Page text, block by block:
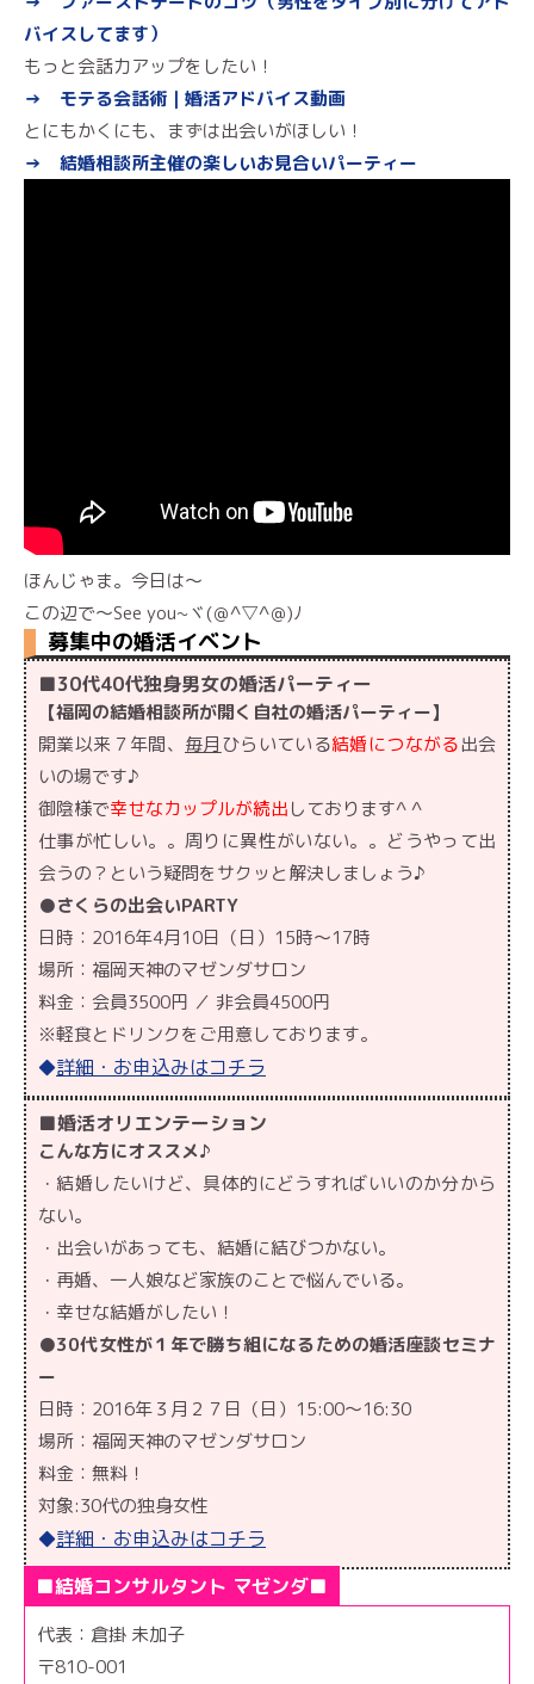
バイスしてます）
もっと会話力アップをしたい！
→ モテる会話術｜婚活アドバイス動画
とにもかくにも、まずは出会いがほしい！
→ 結婚相談所主催の楽しいお見合いパーティー
ほんじゃま。今日は～
この辺で～See you~ヾ(＠^▽^＠)ﾉ
募集中の婚活イベント
■30代40代独身男女の婚活パーティー
【福岡の結婚相談所が開く自社の婚活パーティー】
開業以来７年間、 毎月ひらいている結婚につながる出会
いの場です♪
御陰様で幸せなカップルが続出しております^ ^
仕事が忙しい。。周りに異性がいない。。どうやって出
会うの？という疑問をサクッと解決しましょう♪
●さくらの出会いPARTY
日時：2016年4月10日（日）15時～17時
場所：福岡天神のマゼンダサロン
料金：会員3500円 ／ 非会員4500円
※軽食とドリンクをご用意しております。
◆詳細・お申込みはコチラ
■婚活オリエンテーション
こんな方にオススメ♪
・結婚したいけど、具体的にどうすればいいのか分から
ない。
・出会いがあっても、結婚に結びつかない。
・再婚、一人娘など家族のことで悩んでいる。
・幸せな結婚がしたい！
●30代女性が１年で勝ち組になるための婚活座談セミナ
ー
日時：2016年３月２７日（日）15:00～16:30
場所：福岡天神のマゼンダサロン
料金：無料！
対象:30代の独身女性
◆詳細・お申込みはコチラ
■結婚コンサルタント マゼンダ■
代表：倉掛 未加子
〒810-001